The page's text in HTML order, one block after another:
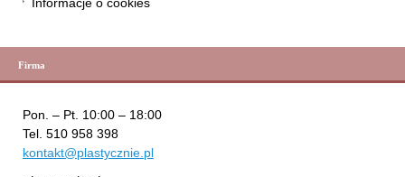
Firma
Pon. – Pt. 10:00 – 18:00
Tel. 510 958 398
kontakt@plastycznie.pl